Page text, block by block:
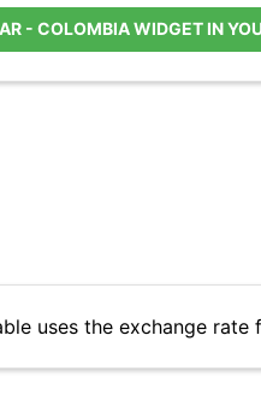
- COLOMBIA WIDGET IN
uses the exchange